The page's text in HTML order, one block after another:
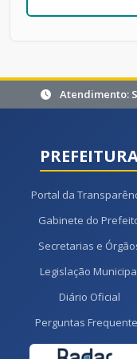
Atendimento:
Portal da
Gabinete do
Secretarias e
Legislação
Diário Oficial
Perguntas